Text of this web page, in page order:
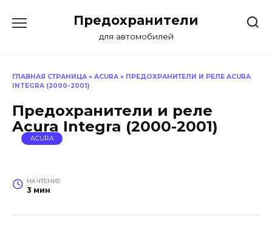
Предохранители
для автомобилей
ГЛАВНАЯ СТРАНИЦА » ACURA » ПРЕДОХРАНИТЕЛИ И РЕЛЕ ACURA
INTEGRA (2000-2001)
Предохранители и реле
Acura Integra (2000-2001)
ACURA
НА ЧТЕНИЕ
3 мин